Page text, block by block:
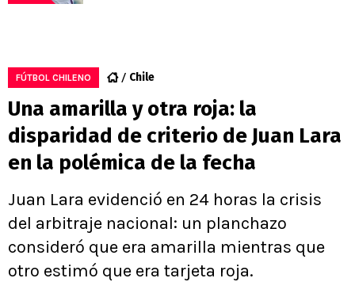
FÚTBOL CHILENO Chile
Una amarilla y otra roja: la
disparidad de criterio de Juan Lara
en la polémica de la fecha
Juan Lara evidenció en 24 horas la crisis
del arbitraje nacional: un planchazo
consideró que era amarilla mientras que
otro estimó que era tarjeta roja.